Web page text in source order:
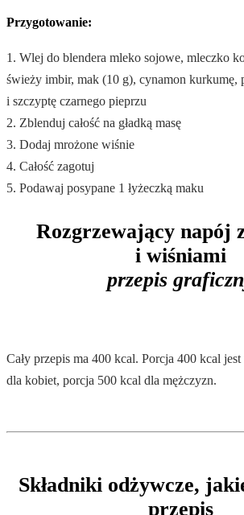
Przygotowanie:
1. Wlej do blendera mleko sojowe, mleczko
świeży imbir, mak (10 g), cynamon kurkumę,
i szczyptę czarnego pieprzu
2. Zblenduj całość na gładką masę
3. Dodaj mrożone wiśnie
4. Całość zagotuj
5. Podawaj posypane 1 łyżeczką maku
Rozgrzewający napój
i wiśniami
przepis
Cały przepis ma 400 kcal. Porcja 400 kcal
dla kobiet, porcja 500 kcal dla mężczyzn.
Składniki odżywcze,
przepis